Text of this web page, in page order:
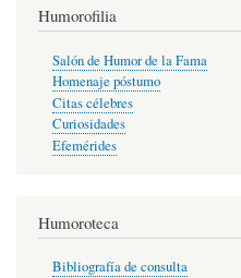
Humorofilia
Salón de Humor de la Fama
Homenaje póstumo
Citas célebres
Curiosidades
Efemérides
Humoroteca
Bibliografía de consulta